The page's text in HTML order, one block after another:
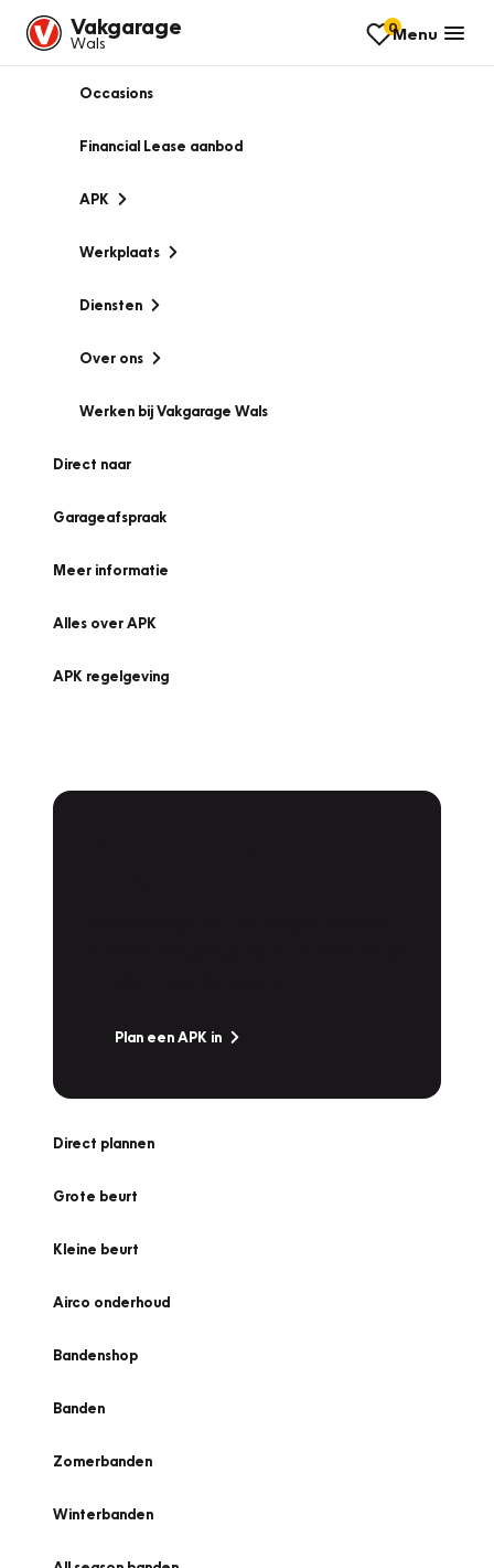
Vakgarage
Wals
0Menu
Occasions
Financial Lease aanbod
APK
Werkplaats
Diensten
Over ons
Werken bij Vakgarage Wals
Direct naar
Garageafspraak
Meer informatie
Alles over APK
APK regelgeving
Plan een APK in
Direct plannen
Grote beurt
Kleine beurt
Airco onderhoud
Bandenshop
Banden
Zomerbanden
Winterbanden